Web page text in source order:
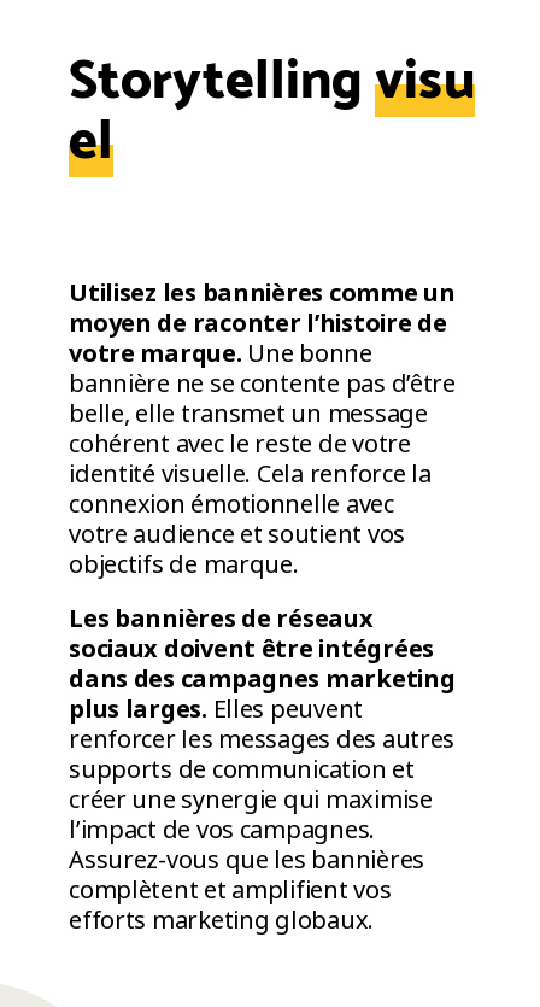
Storytellingvisu
el
Utilisez les bannières comme un
moyen de raconter l’histoire de
votre marque. Une bonne
bannière ne se contente pas d’être
belle, elle transmet un message
cohérent avec le reste de votre
identité visuelle. Cela renforce la
connexion émotionnelle avec
votre audience et soutient vos
objectifs de marque.
Les bannières de réseaux
sociaux doivent être intégrées
dans des campagnes marketing
plus larges. Elles peuvent
renforcer les messages des autres
supports de communication et
créer une synergie qui maximise
l’impact de vos campagnes.
Assurez-vous que les bannières
complètent et amplifient vos
efforts marketing globaux.